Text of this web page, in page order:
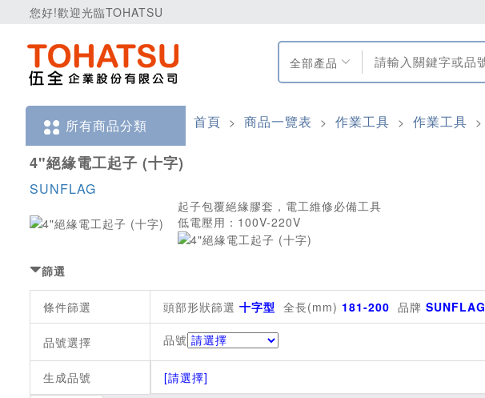
您好!歡迎光臨TOHATSU
全部產品
所有商品分類 首頁 > 商品一覽表 > 作業工具 > 作業工具 >
4"絕緣電工起子 (十字)
SUNFLAG
起子包覆絕緣膠套，電工維修必備工具
低電壓用：100V-220V
篩選
條件篩選 頭部形狀篩選 十字型 全長(mm) 181-200 品牌 SUNFLAG
品號選擇 品號
生成品號 [請選擇]